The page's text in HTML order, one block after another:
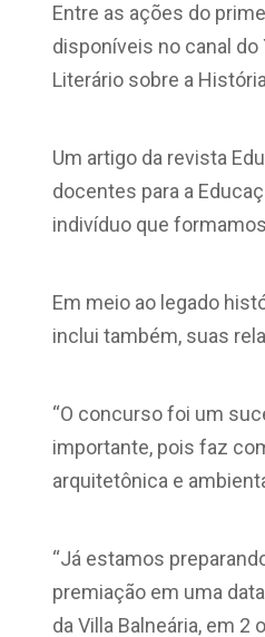
Entre as ações do
disponíveis no canal do
Literário sobre a
Um artigo da revista
docentes para a
indivíduo que
Em meio ao legado
inclui também, suas
“O concurso foi um
importante, pois faz
arquitetônica e
“Já estamos
premiação em uma
da Villa Balneária, em